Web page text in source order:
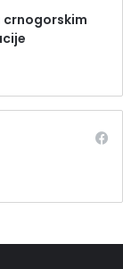
crnogorskim